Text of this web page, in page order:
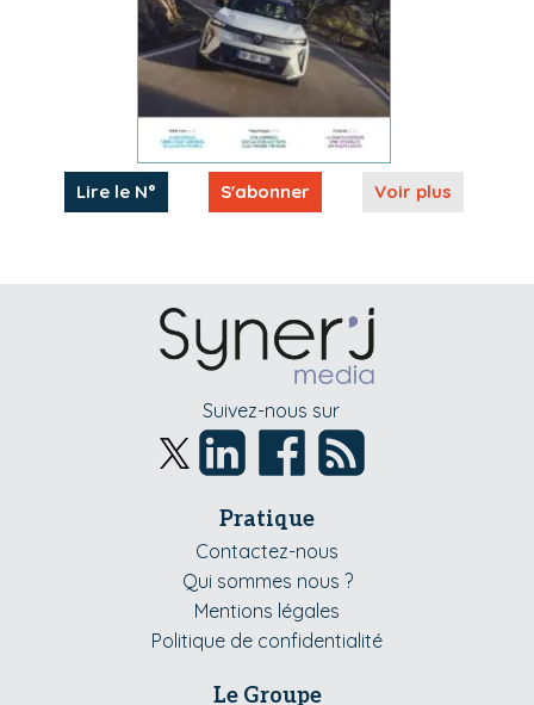
Lire le N° S'abonner Voir plus
Suivez-nous sur
Pratique
Contactez-nous
Qui sommes nous ?
Mentions légales
Politique de confidentialité
Le Groupe